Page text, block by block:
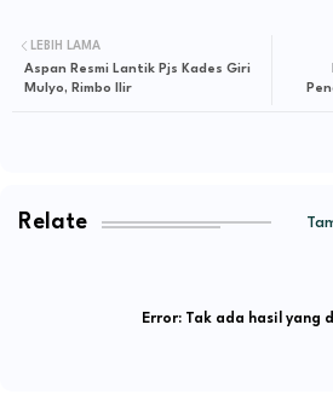
LEBIH LAMA
Aspan Resmi Lantik Pjs Kades Giri
Mulyo, Rimbo Ilir
Relate
Error:Tak ada hasil yang